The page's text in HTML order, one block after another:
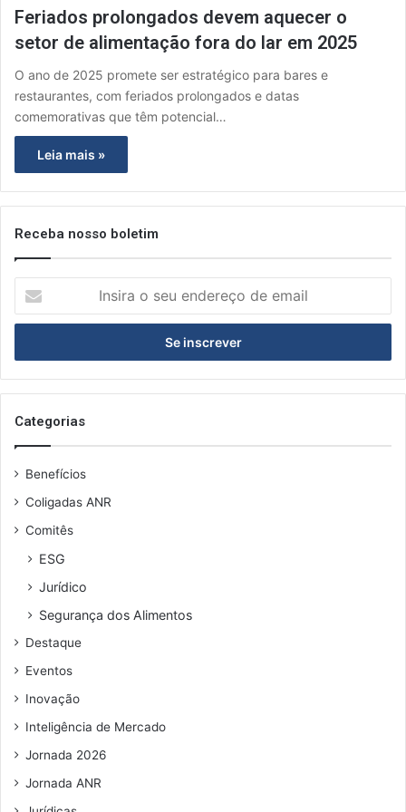
Feriados prolongados devem aquecer o
setor de alimentação fora do lar em 2025
O ano de 2025 promete ser estratégico para bares e
restaurantes, com feriados prolongados e datas
comemorativas que têm potencial…
Leia mais »
Receba nosso boletim
s
r
a
s
e
n
e
e
e
a
i
Categorias
Benefícios
Coligadas ANR
Comitês
ESG
Jurídico
Segurança dos Alimentos
Destaque
Eventos
Inovação
Inteligência de Mercado
Jornada 2026
Jornada ANR